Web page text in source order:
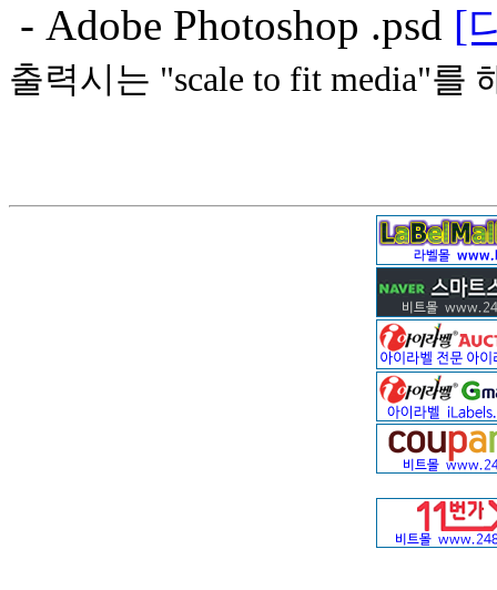
- Adobe Photoshop .psd [
출력시는 "scale to fit media"를